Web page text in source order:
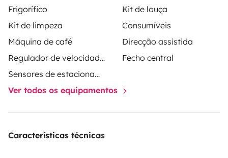
Frigorífico
Kit de louça
Kit de limpeza
Consumíveis
Máquina de café
Direcção assistida
Regulador de velocidade / Cruise Control
Fecho central
Sensores de estacionamento
Ver todos os equipamentos
Características técnicas